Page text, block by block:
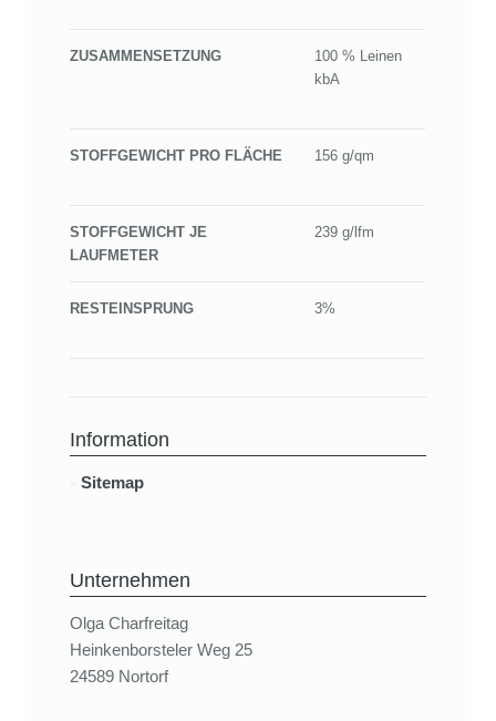
ZUSAMMENSETZUNG
100 % Leinen
kbA
STOFFGEWICHT PRO FLÄCHE 156 g/qm
STOFFGEWICHT JE
LAUFMETER
239 g/lfm
RESTEINSPRUNG 3%
Information
Sitemap
Unternehmen
Olga Charfreitag
Heinkenborsteler Weg 25
24589 Nortorf